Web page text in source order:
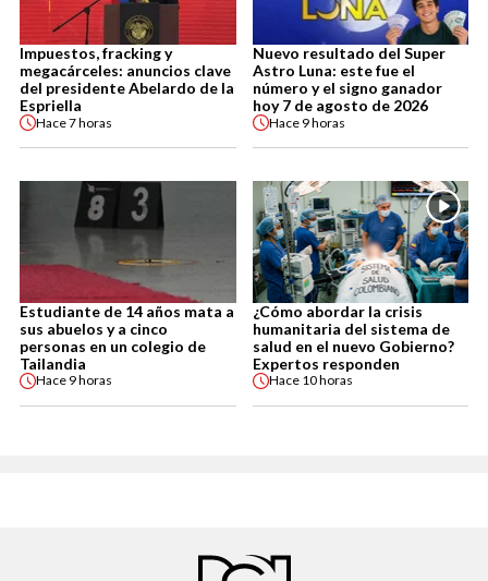
Impuestos, fracking y
megacárceles: anuncios clave
del presidente Abelardo de la
Espriella
Hace7 horas
Nuevo resultado del Super
Astro Luna: este fue el
número y el signo ganador
hoy 7 de agosto de 2026
Hace 9 horas
Estudiante de 14 años mata a
sus abuelos y a cinco
personas en un colegio de
Tailandia
Hace 9 horas
¿Cómo abordar la crisis
humanitaria del sistema de
salud en el nuevo Gobierno?
Expertos responden
Hace 10 horas